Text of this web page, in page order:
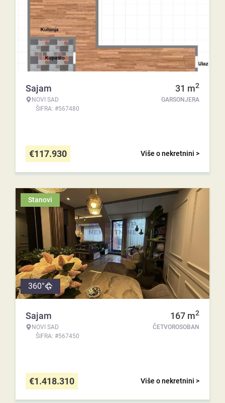
Sajam
NOVI SAD
ŠIFRA: #567480
31 m2
GARSONJERA
Više o nekretnini >
€117.930
Stanovi
360°
Sajam
NOVI SAD
ŠIFRA: #567450
167 m2
ČETVOROSOBAN
Više o nekretnini >
€1.418.310